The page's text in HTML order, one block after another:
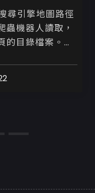
尋引擎地圖路徑
蟲機器人讀取，
的目錄檔案。
內到底有...